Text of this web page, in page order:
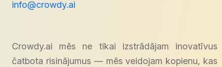
info@crowdy.ai
Crowdy.ai mēs ne tikai izstrādājam inovatīvus
čatbota risinājumus — mēs veidojam kopienu, kas